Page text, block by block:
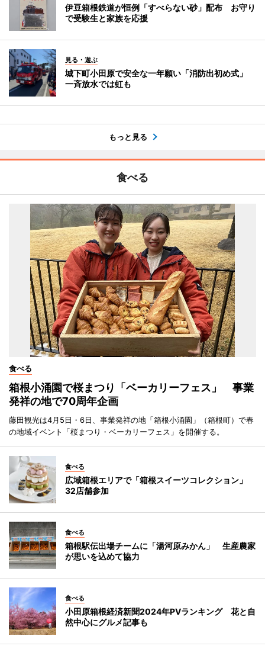
伊豆箱根鉄道が恒例「すべらない砂」配布 お守り
で受験生と家族を応援
見る・遊ぶ
城下町小田原で安全な一年願い「消防出初め式」
一斉放水では虹も
もっと見る
食べる
食べる
箱根小涌園で桜まつり「ベーカリーフェス」 事業
発祥の地で70周年企画
藤田観光は4月5日・6日、事業発祥の地「箱根小涌園」（箱根町）で春
の地域イベント「桜まつり・ベーカリーフェス」を開催する。
食べる
広域箱根エリアで「箱根スイーツコレクション」
32店舗参加
食べる
箱根駅伝出場チームに「湯河原みかん」 生産農家
が思いを込めて協力
食べる
小田原箱根経済新聞2024年PVランキング 花と自
然中心にグルメ記事も